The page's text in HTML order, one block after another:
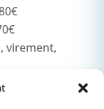
virement,